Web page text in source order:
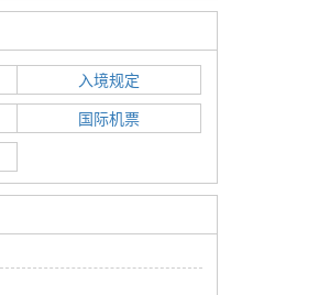
入境规定
国际机票